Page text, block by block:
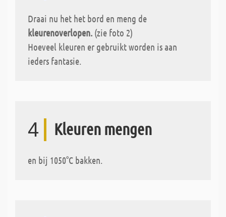
Draai nu het het bord en meng de
kleurenoverlopen. (zie foto 2)
Hoeveel kleuren er gebruikt worden is aan
ieders fantasie.
4 Kleuren mengen
en bij 1050°C bakken.